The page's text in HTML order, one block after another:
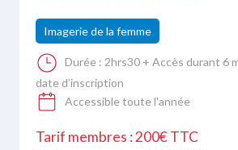
Imagerie de la femme
Durée : 2hrs30 + Accès durant 6
date d’inscription
Accessible toute l'année
Tarif membres : 200€ TTC